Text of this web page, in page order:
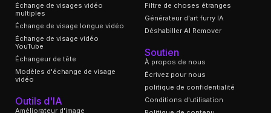
Échange de visages vidéo
multiples
Échange de visage longue vidéo
Échange de visage vidéo
YouTube
Échangeur de tête
Modèles d'échange de visage
vidéo
Outils d'IA
Améliorateur d'image
Filtre de choses étranges
Générateur d'art furry IA
Déshabiller AI Remover
Soutien
À propos de nous
Écrivez pour nous
politique de confidentialité
Conditions d'utilisation